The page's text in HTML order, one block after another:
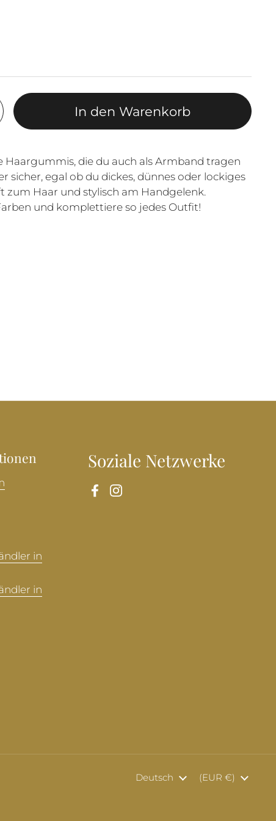
In den Warenkorb
Haargummis, die du auch als Armband tragen
sicher, egal ob du dickes, dünnes oder lockiges
zum Haar und stylisch am Handgelenk.
und komplettiere so jedes Outfit!
in
in
Soziale Netzwerke
Facebook
Instagram
Sprache
Deutsch Land/Region
(EUR €)